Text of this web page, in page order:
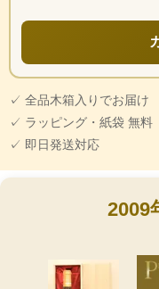
✓ 全品木箱入りでお届け
✓ ラッピング・紙袋 無料
✓ 即日発送対応
2009